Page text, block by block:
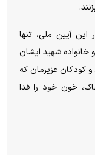
این آیین ملی، تنها
شهید ایشان
کودکان عزیزمان که
خون خود را فدا